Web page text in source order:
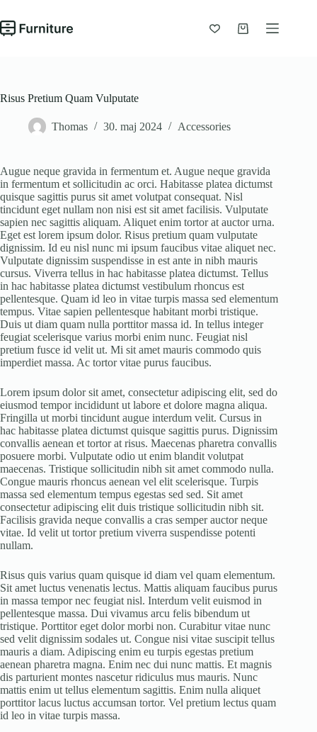
til
indhold
Indkøbskurv
Risus Pretium Quam Vulputate
Thomas 30. maj 2024 Accessories
Augue neque gravida in fermentum et. Augue neque gravida
in fermentum et sollicitudin ac orci. Habitasse platea dictumst
quisque sagittis purus sit amet volutpat consequat. Nisl
tincidunt eget nullam non nisi est sit amet facilisis. Vulputate
sapien nec sagittis aliquam. Aliquet enim tortor at auctor urna.
Eget est lorem ipsum dolor. Risus pretium quam vulputate
dignissim. Id eu nisl nunc mi ipsum faucibus vitae aliquet nec.
Vulputate dignissim suspendisse in est ante in nibh mauris
cursus. Viverra tellus in hac habitasse platea dictumst. Tellus
in hac habitasse platea dictumst vestibulum rhoncus est
pellentesque. Quam id leo in vitae turpis massa sed elementum
tempus. Vitae sapien pellentesque habitant morbi tristique.
Duis ut diam quam nulla porttitor massa id. In tellus integer
feugiat scelerisque varius morbi enim nunc. Feugiat nisl
pretium fusce id velit ut. Mi sit amet mauris commodo quis
imperdiet massa. Ac tortor vitae purus faucibus.
Lorem ipsum dolor sit amet, consectetur adipiscing elit, sed do
eiusmod tempor incididunt ut labore et dolore magna aliqua.
Fringilla ut morbi tincidunt augue interdum velit. Cursus in
hac habitasse platea dictumst quisque sagittis purus. Dignissim
convallis aenean et tortor at risus. Maecenas pharetra convallis
posuere morbi. Vulputate odio ut enim blandit volutpat
maecenas. Tristique sollicitudin nibh sit amet commodo nulla.
Congue mauris rhoncus aenean vel elit scelerisque. Turpis
massa sed elementum tempus egestas sed sed. Sit amet
consectetur adipiscing elit duis tristique sollicitudin nibh sit.
Facilisis gravida neque convallis a cras semper auctor neque
vitae. Id velit ut tortor pretium viverra suspendisse potenti
nullam.
Risus quis varius quam quisque id diam vel quam elementum.
Sit amet luctus venenatis lectus. Mattis aliquam faucibus purus
in massa tempor nec feugiat nisl. Interdum velit euismod in
pellentesque massa. Dui vivamus arcu felis bibendum ut
tristique. Porttitor eget dolor morbi non. Curabitur vitae nunc
sed velit dignissim sodales ut. Congue nisi vitae suscipit tellus
mauris a diam. Adipiscing enim eu turpis egestas pretium
aenean pharetra magna. Enim nec dui nunc mattis. Et magnis
dis parturient montes nascetur ridiculus mus mauris. Nunc
mattis enim ut tellus elementum sagittis. Enim nulla aliquet
porttitor lacus luctus accumsan tortor. Vel pretium lectus quam
id leo in vitae turpis massa.